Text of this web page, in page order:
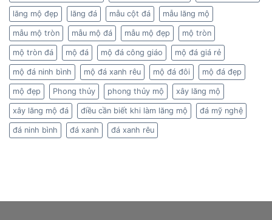
lăng mộ đẹp lăng đá mẫu cột đá mẫu lăng mộ
mẫu mộ tròn mẫu mộ đá mẫu mộ đẹp mộ tròn
mộ tròn đá mộ đá mộ đá công giáo mộ đá giá rẻ
mộ đá ninh bình mộ đá xanh rêu mộ đá đôi mộ đá đẹp
mộ đẹp Phong thủy phong thủy mộ xây lăng mộ
xây lăng mộ đá điều cần biết khi làm lăng mộ đá mỹ nghệ
đá ninh bình đá xanh đá xanh rêu